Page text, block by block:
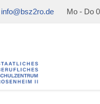
info@bsz2ro.de Mo - Do